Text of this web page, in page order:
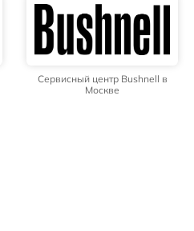
Сервисный центр Bushnell в
Москве